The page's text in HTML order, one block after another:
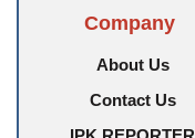
Company
About Us
Contact Us